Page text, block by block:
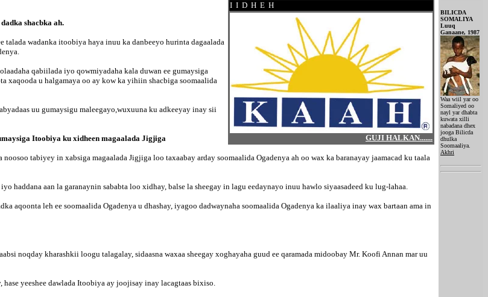
I I D H E H
GUJI HALKAN.......
shacbka ah.
talada wadanka itoobiya haya inuu ka danbeeyo hurinta dagaalada
qabiilada iyo qowmiyadaha kala duwan ee gumaysiga
xaqooda u halgamaya oo ay kow ka yihiin shacbiga soomaalida
uu gumaysigu maleegayo,wuxuuna ku adkeeyay inay sii
Itoobiya ku xidheen magaalada Jigjiga
tabiyey in xabsiga magaalada Jigjiga loo taxaabay arday soomaalida Ogadenya ah oo wax ka baranayay jaamacad ku taala
haddana aan la garanaynin sababta loo xidhay, balse la sheegay in lagu eedaynayo inuu hawlo siyaasadeed ku lug-lahaa.
aqoonta leh ee soomaalida Ogadenya u dhashay, iyagoo dadwaynaha soomaalida Ogadenya ka ilaaliya inay wax bartaan ama in
noqday kharashkii loogu talagalay, sidaasna waxaa sheegay xoghayaha guud ee qaramada midoobay Mr. Koofi Annan mar uu
yeeshee dawlada Itoobiya ay joojisay inay lacagtaas bixiso.
BILICDA
SOMALIYA
Luuq
Ganaane, 1987
Waa wiil yar oo
Somaliyed oo
nayl yar dhabta
kuwata xilli
nabadana dhex
jooga Bilicda
dhulka
Soomaaliya.
Akhri